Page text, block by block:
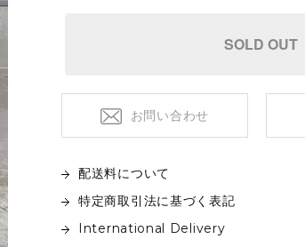
植物
SOLD OUT
お問い合わせ
配送料について
特定商取引法に基づく表記
International Delivery